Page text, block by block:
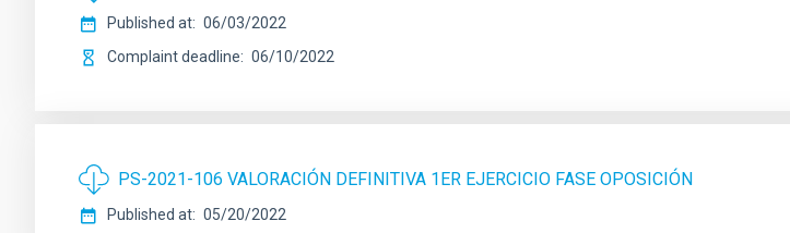
Published at
06/03/2022
Complaint deadline
06/10/2022
PS-2021-106 VALORACIÓN DEFINITIVA 1ER EJERCICIO FASE OPOSICIÓN
Published at 05/20/2022